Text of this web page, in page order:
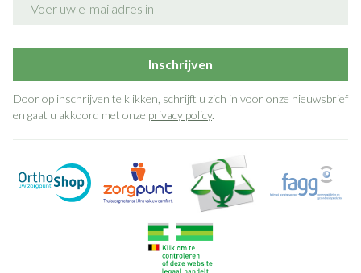
Inschrijven
Door op inschrijven te klikken, schrijft u zich in voor onze nieuwsbrief
en gaat u akkoord met onze privacy policy.